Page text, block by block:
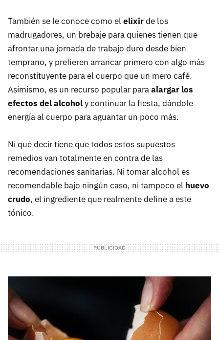
También se le conoce como el elixirde los
madrugadores, un brebaje para quienes tienen que
afrontar una jornada de trabajo duro desde bien
temprano, y prefieren arrancar primero con algo más
reconstituyente para el cuerpo que un mero café.
Asimismo, es un recurso popular paraalargar los
efectos del alcoholy continuar la fiesta, dándole
energía al cuerpo para aguantar un poco más.
Ni qué decir tiene que todos estos supuestos
remedios van totalmente en contra de las
recomendaciones sanitarias. Ni tomar alcohol es
recomendable bajo ningún caso, ni tampoco el huevo
crudo, el ingrediente que realmente define a este
tónico.